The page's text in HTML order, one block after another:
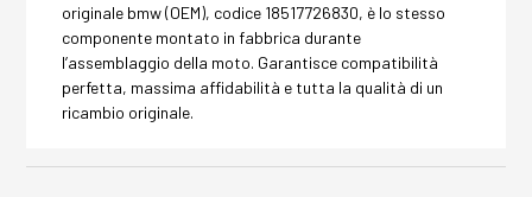
originale bmw (OEM), codice 18517726830, è lo stesso
componente montato in fabbrica durante
l’assemblaggio della moto. Garantisce compatibilità
perfetta, massima affidabilità e tutta la qualità di un
ricambio originale.